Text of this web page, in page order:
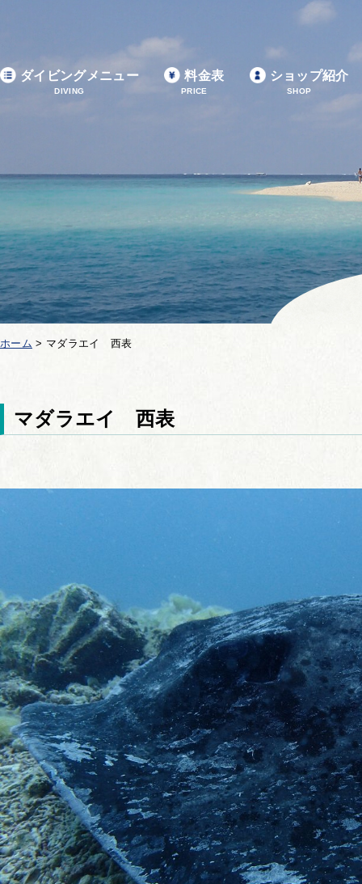
ダイビングメニュー
DIVING
料金表
PRICE
ショップ紹介
SHOP
ホーム > マダラエイ 西表
マダラエイ 西表